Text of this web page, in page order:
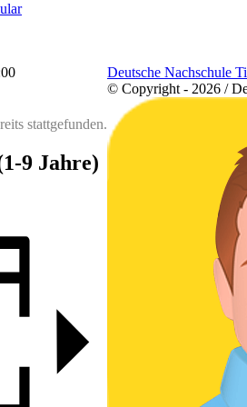
stattgefunden.
9 Jahre)
Deutsche Nachschule
© Copyright - 2026 /
Viggo